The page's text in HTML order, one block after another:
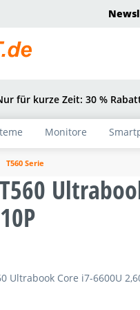
für kurze Zeit: 30 %
Monitore
T560 Serie